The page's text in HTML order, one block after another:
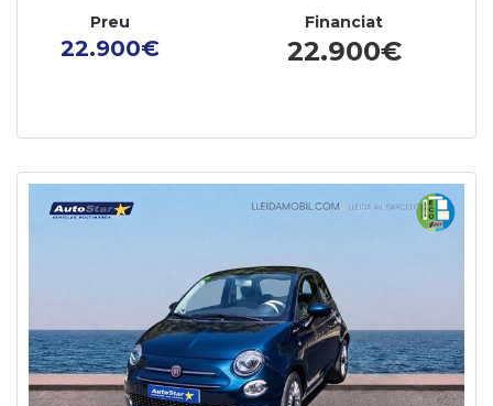
Preu
22.900€
Financiat
22.900€